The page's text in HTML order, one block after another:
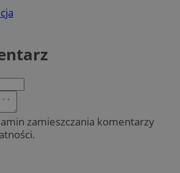
zamieszczania komentarzy